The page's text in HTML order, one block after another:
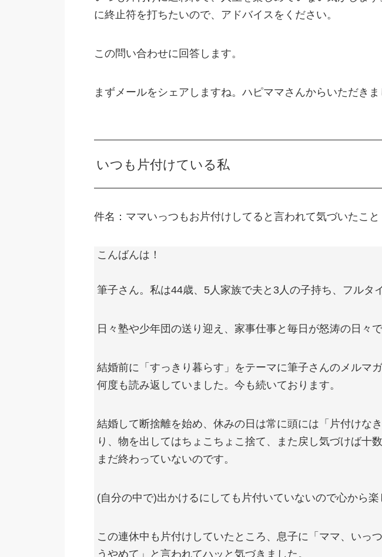
に終止符を打ちたいので、アドバイスをください。
この問い合わせに回答します。
まずメールをシェアしますね。ハピママさんからいただきま
いつも片付けている私
件名：ママいっつもお片付けしてると言われて気づいたこと
こんばんは！
筆子さん。私は44歳、5人家族で夫と3人の子持ち、フルタ
日々塾や少年団の送り迎え、家事仕事と毎日が怒涛の日々で
結婚前に「すっきり暮らす」をテーマに筆子さんのメルマ
何度も読み返していました。今も続いております。
結婚して断捨離を始め、休みの日は常に頭には「片付けな
り、物を出してはちょこちょこ捨て、また戻し気づけば十
まだ終わっていないのです。
(自分の中で)出かけるにしても片付いていないので心から楽
この連休中も片付けしていたところ、息子に「ママ、いっ
うやめて」と言われてハッと気づきました。